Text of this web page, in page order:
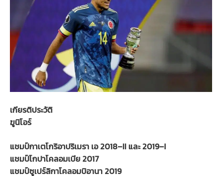
เกียรติประวัติ
ฆูนิโอร์
แชมป์กาเตโกริอาปริเมรา เอ 2018–II และ 2019–I
แชมป์โกปาโคลอมเบีย 2017
แชมป์ซูเปร์ลิกาโคลอมบิอานา 2019